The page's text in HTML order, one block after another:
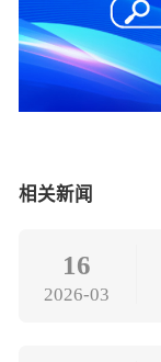
相关新闻
16
2026-03